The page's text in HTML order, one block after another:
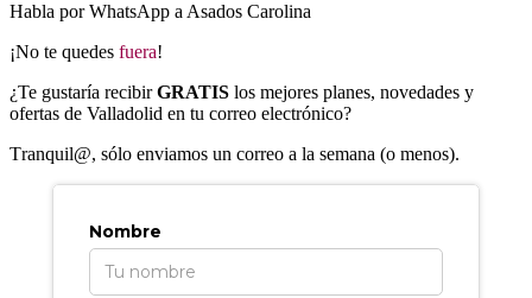
Habla por WhatsApp a Asados Carolina
¡No te quedes fuera!
¿Te gustaría recibirGRATIS los mejores planes, novedades y
ofertas de Valladolid en tu correo electrónico?
Tranquil@, sólo enviamos un correo a la semana (o menos).